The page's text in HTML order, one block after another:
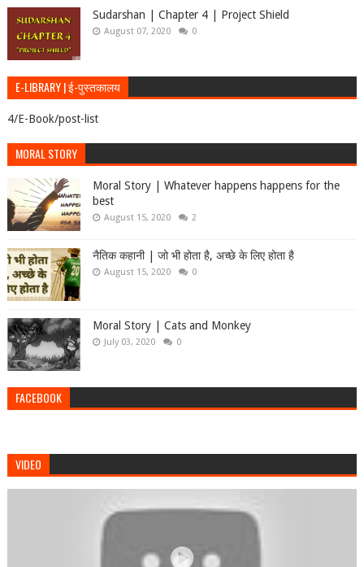
Sudarshan | Chapter 4 | Project Shield
August 07, 2020 0
E-LIBRARY | ई-पुस्तकालय
4/E-Book/post-list
MORAL STORY
Moral Story | Whatever happens happens for the
best
August 15, 2020 2
नैतिक कहानी | जो भी होता है, अच्छे के लिए होता है
August 15, 2020 0
Moral Story | Cats and Monkey
July 03, 2020 0
FACEBOOK
VIDEO